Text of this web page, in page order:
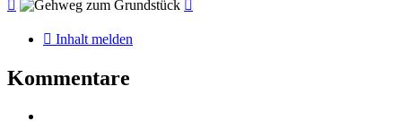
Inhalt melden
Kommentare